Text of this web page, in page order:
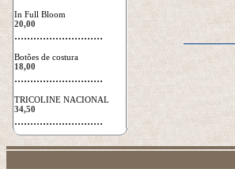
In Full Bloom
20,00
............................
Botões de costura
18,00
............................
TRICOLINE NACIONAL
34,50
............................